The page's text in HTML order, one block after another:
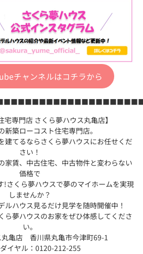
チャンネルはコチラから
宅専門店 さくら夢ハウス丸亀店】
新築ローコスト住宅専門店。
建てるならさくら夢ハウスにお任せくだ
さい！
家賃、中古住宅、中古物件と変わらない
価格で
!さくら夢ハウスで夢のマイホームを実現
しませんか？
ルハウス見るだけ見学を随時開催中！
ら夢ハウスのお家をぜひ体感してくださ
い。
丸亀店 香川県丸亀市今津町69-1
イヤル：0120-212-255